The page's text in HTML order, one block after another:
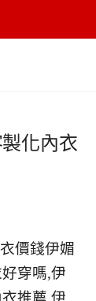
化內衣